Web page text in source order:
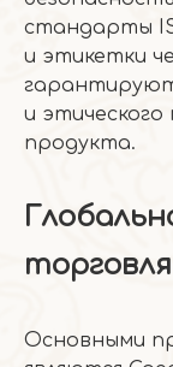
стандарты
и этикетки
и
продукта.
торговля
Основными